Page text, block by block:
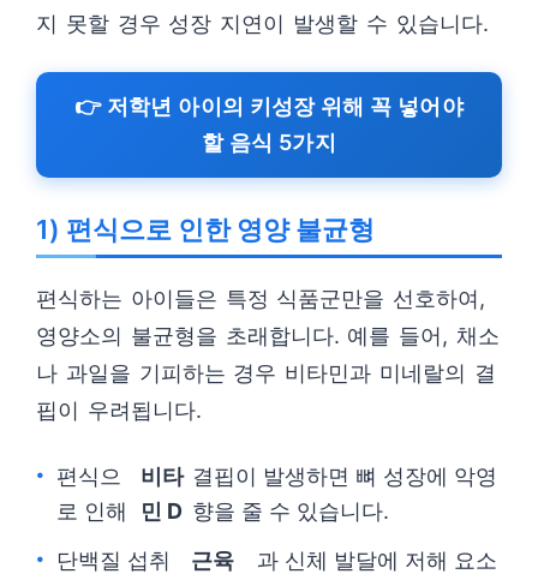
지 못할 경우 성장 지연이 발생할 수 있습니다.
👉 저학년 아이의 키성장 위해 꼭 넣어야
할 음식 5가지
1) 편식으로 인한 영양 불균형
편식하는 아이들은 특정 식품군만을 선호하여,
영양소의 불균형을 초래합니다. 예를 들어, 채소
나 과일을 기피하는 경우 비타민과 미네랄의 결
핍이 우려됩니다.
편식으
로 인해
비타
민 D
결핍이 발생하면 뼈 성장에 악영
향을 줄 수 있습니다.
단백질 섭취
근육
과 신체 발달에 저해 요소